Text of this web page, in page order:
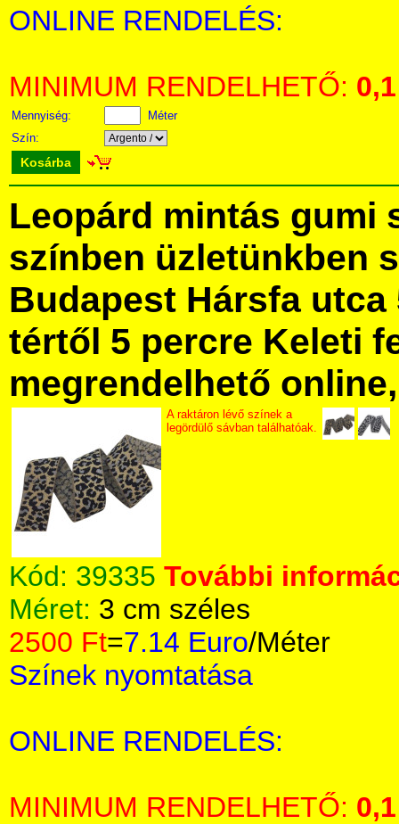
ONLINE RENDELÉS:
MINIMUM RENDELHETŐ: 0,1
Mennyiség:
Méter
Szín:
Kosárba
Leopárd mintás gumi
színben üzletünkben
Budapest Hársfa utca
tértől 5 percre Keleti
megrendelhető
A raktáron lévő színek a
legördülő sávban találhatóak.
Kód: 39335 További
Méret: 3 cm széles
2500 Ft=7.14 Euro/Méter
Színek nyomtatása
ONLINE RENDELÉS:
MINIMUM RENDELHETŐ: 0,1